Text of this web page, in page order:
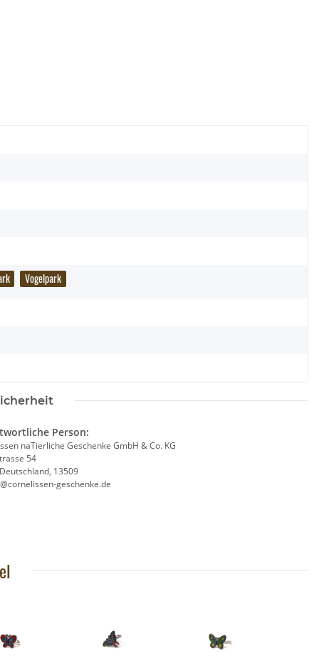
Vogelpark
Person:
naTierliche Geschenke GmbH & Co. KG
54
13509
geschenke.de
- Wolf - A5 -